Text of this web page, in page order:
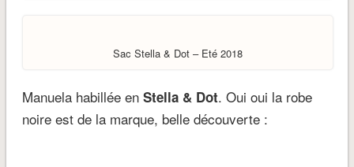
Sac Stella & Dot – Eté 2018
Manuela habillée en Stella & Dot. Oui oui la robe
noire est de la marque, belle découverte :